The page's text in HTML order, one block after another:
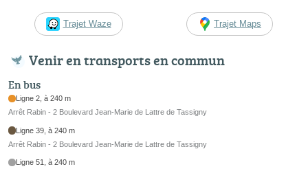
Trajet Waze Trajet Maps
Venir en transports en commun
En bus
Ligne 2, à 240 m
Arrêt Rabin - 2 Boulevard Jean-Marie de Lattre de Tassigny
Ligne 39, à 240 m
Arrêt Rabin - 2 Boulevard Jean-Marie de Lattre de Tassigny
Ligne 51, à 240 m